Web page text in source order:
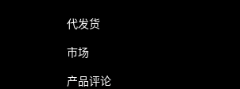
代发货
市场
产品评论